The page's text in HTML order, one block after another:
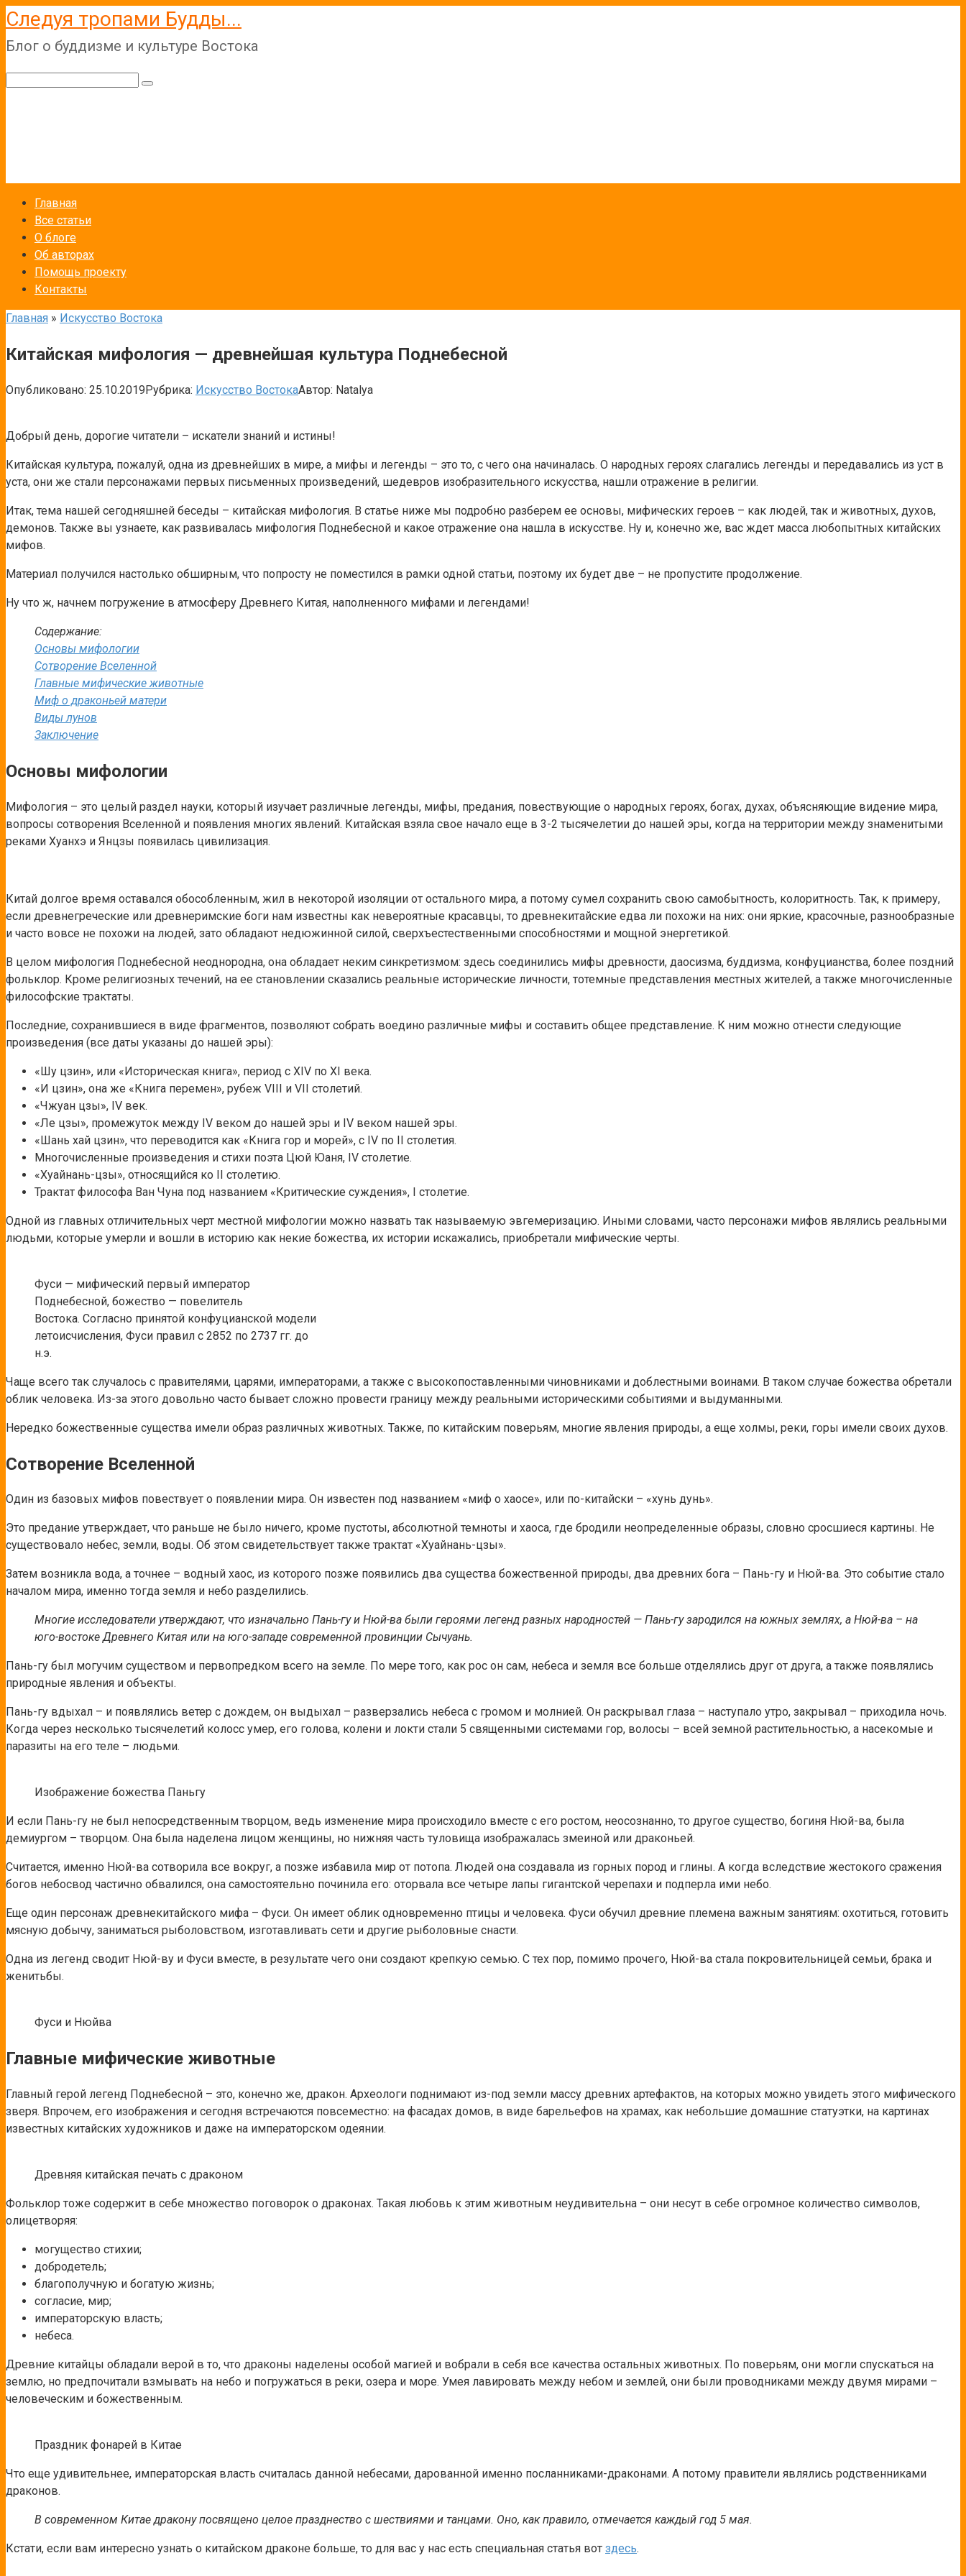
Перейти
к
контенту
Следуя тропами Будды...
Блог о буддизме и культуре Востока
Главная
Все статьи
О блоге
Об авторах
Помощь проекту
Контакты
Главная » Искусство Востока
Китайская мифология — древнейшая культура Поднебесной
Опубликовано: 25.10.2019Рубрика: Искусство ВостокаАвтор: Natalya
Добрый день, дорогие читатели – искатели знаний и истины!
Китайская культура, пожалуй, одна из древнейших в мире, а мифы и легенды – это то, с чего она начиналась. О народных героях слагались легенды и передавались из уст в
уста, они же стали персонажами первых письменных произведений, шедевров изобразительного искусства, нашли отражение в религии.
Итак, тема нашей сегодняшней беседы – китайская мифология. В статье ниже мы подробно разберем ее основы, мифических героев – как людей, так и животных, духов,
демонов. Также вы узнаете, как развивалась мифология Поднебесной и какое отражение она нашла в искусстве. Ну и, конечно же, вас ждет масса любопытных китайских
мифов.
Материал получился настолько обширным, что попросту не поместился в рамки одной статьи, поэтому их будет две – не пропустите продолжение.
Ну что ж, начнем погружение в атмосферу Древнего Китая, наполненного мифами и легендами!
Содержание:
Основы мифологии
Сотворение Вселенной
Главные мифические животные
Миф о драконьей матери
Виды лунов
Заключение
Основы мифологии
Мифология – это целый раздел науки, который изучает различные легенды, мифы, предания, повествующие о народных героях, богах, духах, объясняющие видение мира,
вопросы сотворения Вселенной и появления многих явлений. Китайская взяла свое начало еще в 3-2 тысячелетии до нашей эры, когда на территории между знаменитыми
реками Хуанхэ и Янцзы появилась цивилизация.
Китай долгое время оставался обособленным, жил в некоторой изоляции от остального мира, а потому сумел сохранить свою самобытность, колоритность. Так, к примеру,
если древнегреческие или древнеримские боги нам известны как невероятные красавцы, то древнекитайские едва ли похожи на них: они яркие, красочные, разнообразные
и часто вовсе не похожи на людей, зато обладают недюжинной силой, сверхъестественными способностями и мощной энергетикой.
В целом мифология Поднебесной неоднородна, она обладает неким синкретизмом: здесь соединились мифы древности, даосизма, буддизма, конфуцианства, более поздний
фольклор. Кроме религиозных течений, на ее становлении сказались реальные исторические личности, тотемные представления местных жителей, а также многочисленные
философские трактаты.
Последние, сохранившиеся в виде фрагментов, позволяют собрать воедино различные мифы и составить общее представление. К ним можно отнести следующие
произведения (все даты указаны до нашей эры):
«Шу цзин», или «Историческая книга», период с XIV по XI века.
«И цзин», она же «Книга перемен», рубеж VIII и VII столетий.
«Чжуан цзы», IV век.
«Ле цзы», промежуток между IV веком до нашей эры и IV веком нашей эры.
«Шань хай цзин», что переводится как «Книга гор и морей», с IV по II столетия.
Многочисленные произведения и стихи поэта Цюй Юаня, IV столетие.
«Хуайнань-цзы», относящийся ко II столетию.
Трактат философа Ван Чуна под названием «Критические суждения», I столетие.
Одной из главных отличительных черт местной мифологии можно назвать так называемую эвгемеризацию. Иными словами, часто персонажи мифов являлись реальными
людьми, которые умерли и вошли в историю как некие божества, их истории искажались, приобретали мифические черты.
Фуси — мифический первый император
Поднебесной, божество — повелитель
Востока. Согласно принятой конфуцианской модели
летоисчисления, Фуси правил с 2852 по 2737 гг. до
н.э.
Чаще всего так случалось с правителями, царями, императорами, а также с высокопоставленными чиновниками и доблестными воинами. В таком случае божества обретали
облик человека. Из-за этого довольно часто бывает сложно провести границу между реальными историческими событиями и выдуманными.
Нередко божественные существа имели образ различных животных. Также, по китайским поверьям, многие явления природы, а еще холмы, реки, горы имели своих духов.
Сотворение Вселенной
Один из базовых мифов повествует о появлении мира. Он известен под названием «миф о хаосе», или по-китайски – «хунь дунь».
Это предание утверждает, что раньше не было ничего, кроме пустоты, абсолютной темноты и хаоса, где бродили неопределенные образы, словно сросшиеся картины. Не
существовало небес, земли, воды. Об этом свидетельствует также трактат «Хуайнань-цзы».
Затем возникла вода, а точнее – водный хаос, из которого позже появились два существа божественной природы, два древних бога – Пань-гу и Нюй-ва. Это событие стало
началом мира, именно тогда земля и небо разделились.
Многие исследователи утверждают, что изначально Пань-гу и Нюй-ва были героями легенд разных народностей — Пань-гу зародился на южных землях, а Нюй-ва – на
юго-востоке Древнего Китая или на юго-западе современной провинции Сычуань.
Пань-гу был могучим существом и первопредком всего на земле. По мере того, как рос он сам, небеса и земля все больше отделялись друг от друга, а также появлялись
природные явления и объекты.
Пань-гу вдыхал – и появлялись ветер с дождем, он выдыхал – разверзались небеса с громом и молнией. Он раскрывал глаза – наступало утро, закрывал – приходила ночь.
Когда через несколько тысячелетий колосс умер, его голова, колени и локти стали 5 священными системами гор, волосы – всей земной растительностью, а насекомые и
паразиты на его теле – людьми.
Изображение божества Паньгу
И если Пань-гу не был непосредственным творцом, ведь изменение мира происходило вместе с его ростом, неосознанно, то другое существо, богиня Нюй-ва, была
демиургом – творцом. Она была наделена лицом женщины, но нижняя часть туловища изображалась змеиной или драконьей.
Считается, именно Нюй-ва сотворила все вокруг, а позже избавила мир от потопа. Людей она создавала из горных пород и глины. А когда вследствие жестокого сражения
богов небосвод частично обвалился, она самостоятельно починила его: оторвала все четыре лапы гигантской черепахи и подперла ими небо.
Еще один персонаж древнекитайского мифа – Фуси. Он имеет облик одновременно птицы и человека. Фуси обучил древние племена важным занятиям: охотиться, готовить
мясную добычу, заниматься рыболовством, изготавливать сети и другие рыболовные снасти.
Одна из легенд сводит Нюй-ву и Фуси вместе, в результате чего они создают крепкую семью. С тех пор, помимо прочего, Нюй-ва стала покровительницей семьи, брака и
женитьбы.
Фуси и Нюйва
Главные мифические животные
Главный герой легенд Поднебесной – это, конечно же, дракон. Археологи поднимают из-под земли массу древних артефактов, на которых можно увидеть этого мифического
зверя. Впрочем, его изображения и сегодня встречаются повсеместно: на фасадах домов, в виде барельефов на храмах, как небольшие домашние статуэтки, на картинах
известных китайских художников и даже на императорском одеянии.
Древняя китайская печать с драконом
Фольклор тоже содержит в себе множество поговорок о драконах. Такая любовь к этим животным неудивительна – они несут в себе огромное количество символов,
олицетворяя:
могущество стихии;
добродетель;
благополучную и богатую жизнь;
согласие, мир;
императорскую власть;
небеса.
Древние китайцы обладали верой в то, что драконы наделены особой магией и вобрали в себя все качества остальных животных. По поверьям, они могли спускаться на
землю, но предпочитали взмывать на небо и погружаться в реки, озера и море. Умея лавировать между небом и землей, они были проводниками между двумя мирами –
человеческим и божественным.
Праздник фонарей в Китае
Что еще удивительнее, императорская власть считалась данной небесами, дарованной именно посланниками-драконами. А потому правители являлись родственниками
драконов.
В современном Китае дракону посвящено целое празднество с шествиями и танцами. Оно, как правило, отмечается каждый год 5 мая.
Кстати, если вам интересно узнать о китайском драконе больше, то для вас у нас есть специальная статья вот здесь.